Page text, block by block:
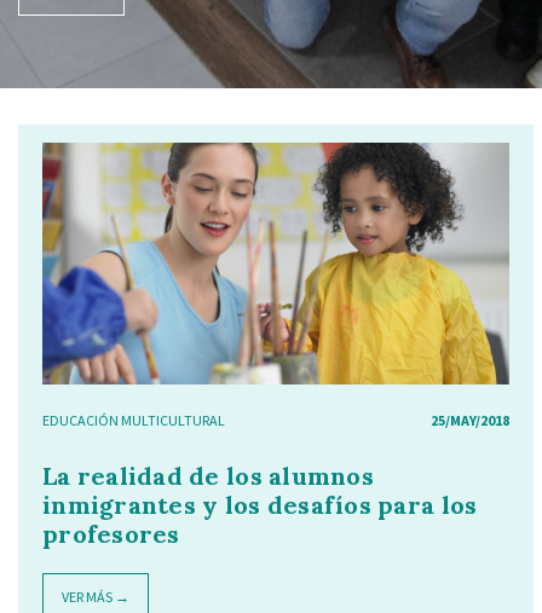
EDUCACIÓN MULTICULTURAL 25/MAY/2018
La realidad de los alumnos
inmigrantes y los desafíos para los
profesores
VER MÁS →